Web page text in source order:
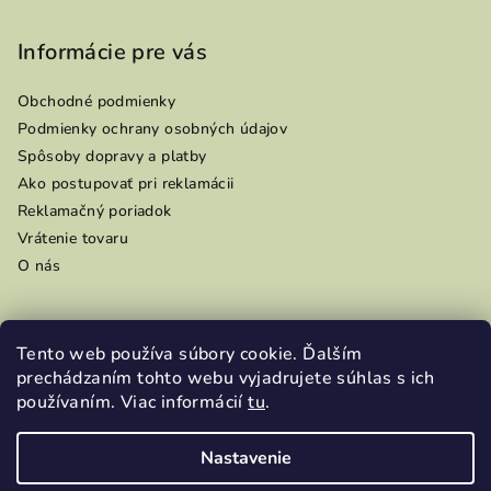
Tento web používa súbory cookie. Ďalším
prechádzaním tohto webu vyjadrujete súhlas s ich
používaním. Viac informáciítu.
Nastavenie
Informácie pre vás
Obchodné podmienky
Podmienky ochrany osobných údajov
Spôsoby dopravy a platby
Ako postupovať pri reklamácii
Reklamačný poriadok
Vrátenie tovaru
O nás
Prijímame online platby